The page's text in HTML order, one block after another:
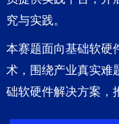
究与实践。
本赛题面向基础软硬
术，围绕产业真实难
础软硬件解决方案，